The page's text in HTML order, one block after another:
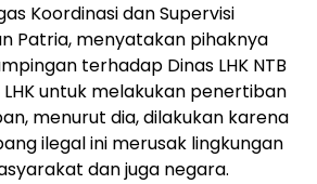
Koordinasi dan Supervisi
Patria, menyatakan pihaknya
terhadap Dinas LHK NTB
untuk melakukan penertiban
menurut dia, dilakukan karena
ilegal ini merusak lingkungan
dan juga negara.